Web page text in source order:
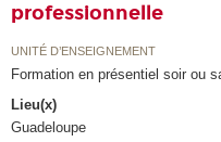
professionnelle
UNITÉ D’ENSEIGNEMENT
Formation en présentiel soir ou
Lieu(x)
Guadeloupe